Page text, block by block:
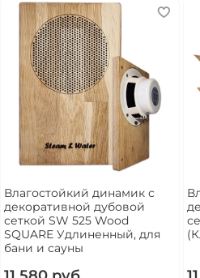
Влагостойкий динамик с
декоративной дубовой
сеткой SW 525 Wood
SQUARE Удлиненный, для
бани и сауны